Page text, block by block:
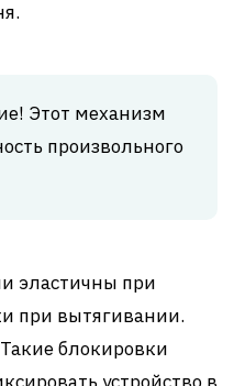
Этот механизм
произвольного
эластичны при
при вытягивании.
блокировки